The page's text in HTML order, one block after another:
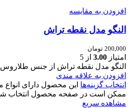
افزودن به مقایسه
النگو مدل نقطه تراش
200,000 تومان
امتیاز 3.00 از 5
النگو مدل نقطه تراش از جنس
افزودن به علاقه مندی
انتخاب گزینه‌ها این محصول دارای انواع
ممکن است در صفحه محصول انتخاب
مشاهده سریع